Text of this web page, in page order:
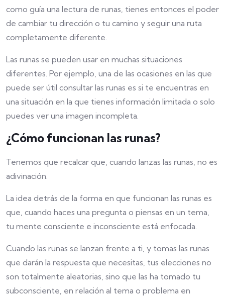
como guía una lectura de runas, tienes entonces el poder
de cambiar tu dirección o tu camino y seguir una ruta
completamente diferente.
Las runas se pueden usar en muchas situaciones
diferentes. Por ejemplo, una de las ocasiones en las que
puede ser útil consultar las runas es si te encuentras en
una situación en la que tienes información limitada o solo
puedes ver una imagen incompleta.
¿Cómo funcionan las runas?
Tenemos que recalcar que, cuando lanzas las runas, no es
adivinación.
La idea detrás de la forma en que funcionan las runas es
que, cuando haces una pregunta o piensas en un tema,
tu mente consciente e inconsciente está enfocada.
Cuando las runas se lanzan frente a ti, y tomas las runas
que darán la respuesta que necesitas, tus elecciones no
son totalmente aleatorias, sino que las ha tomado tu
subconsciente, en relación al tema o problema en